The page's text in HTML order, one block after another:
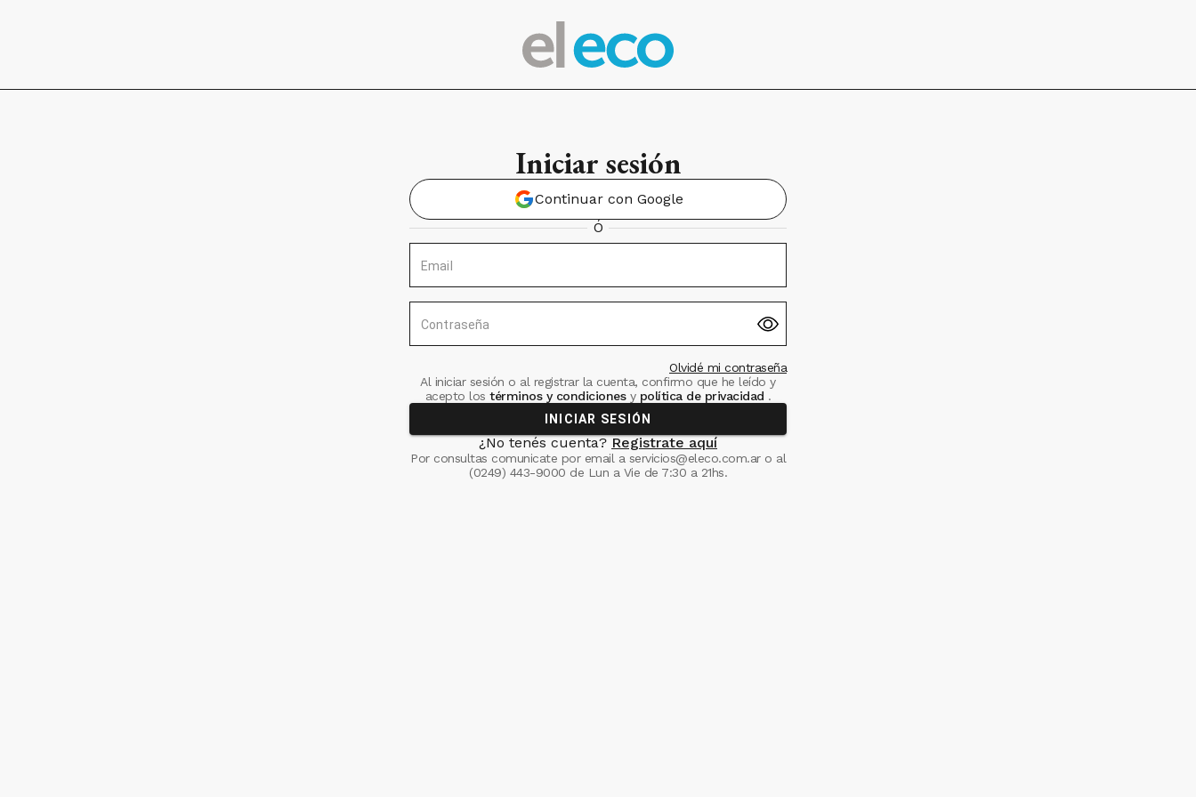
Iniciar sesión
Continuar con Google
Ó
Email
Contraseña
Olvidé mi contraseña
Al iniciar sesión o al registrar la cuenta, confirmo que he leído y
acepto los términos y condiciones ypolítica de privacidad .
INICIAR SESIÓN
¿No tenés cuenta? Registrate aquí
Por consultas comunicate por email a servicios@eleco.com.aro al
(0249) 443-9000 de Lun a Vie de 7:30 a 21hs.